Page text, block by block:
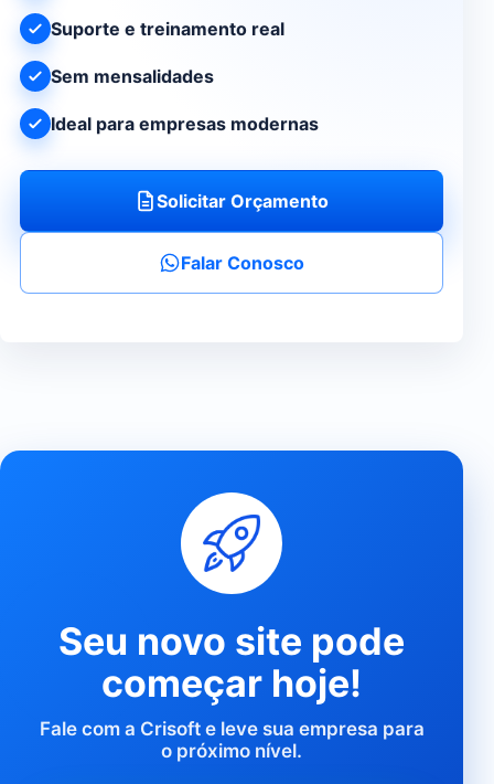
Suporte e treinamento real
Sem mensalidades
Ideal para empresas modernas
Solicitar Orçamento
Falar Conosco
Seu novo site pode
começar hoje!
Fale com a Crisoft e leve sua empresa para
o próximo nível.